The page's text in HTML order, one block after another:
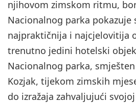
njihovom zimskom ritmu,
Nacionalnog parka pokazuje
najpraktičnija i najcjelovitija
trenutno jedini hotelski
Nacionalnog parka,
Kozjak, tijekom zimskih
do izražaja zahvaljujući